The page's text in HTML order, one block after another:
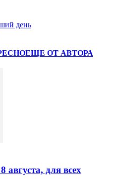
день
ЕЩЕ ОТ АВТОРА
августа, для всех